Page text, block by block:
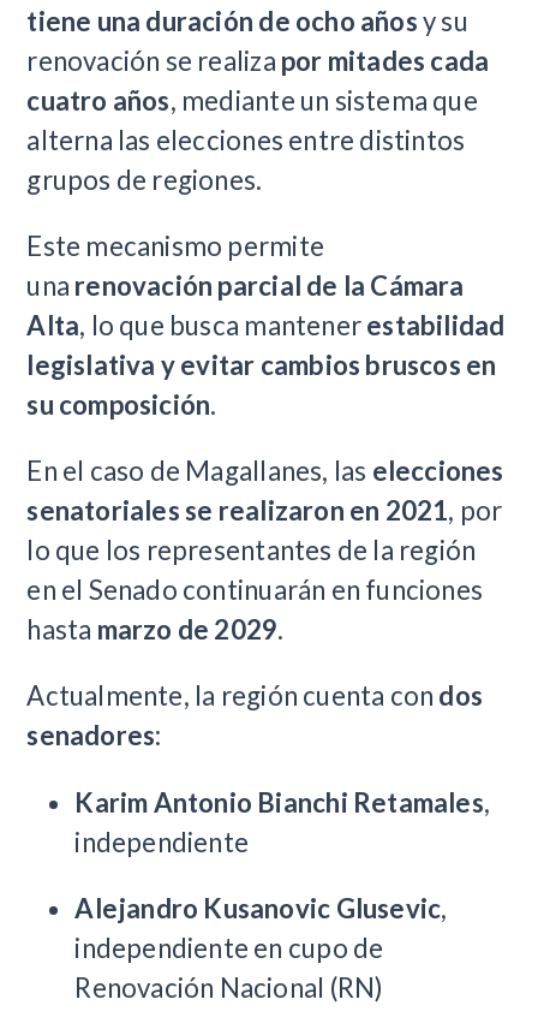
tiene una duración de ocho añosy su
renovación se realiza por mitades cada
cuatro años, mediante un sistema que
alterna las elecciones entre distintos
grupos de regiones.
Este mecanismo permite
una renovación parcial de la Cámara
Alta, lo que busca mantenerestabilidad
legislativa y evitar cambios bruscos en
su composición.
En el caso de Magallanes, las elecciones
senatoriales se realizaron en 2021, por
lo que los representantes de la región
en el Senado continuarán en funciones
hasta marzo de 2029.
Actualmente, la región cuenta con dos
senadores:
Karim Antonio Bianchi Retamales,
independiente
Alejandro Kusanovic Glusevic,
independiente en cupo de
Renovación Nacional (RN)